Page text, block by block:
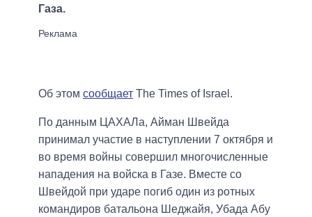
Газа.
Об этом сообщает The Times of Israel.
По данным ЦАХАЛа, Айман Швейда
принимал участие в наступлении 7 октября и
во время войны совершил многочисленные
нападения на войска в Газе. Вместе со
Швейдой при ударе погиб один из ротных
командиров батальона Шеджайя, Убада Абу